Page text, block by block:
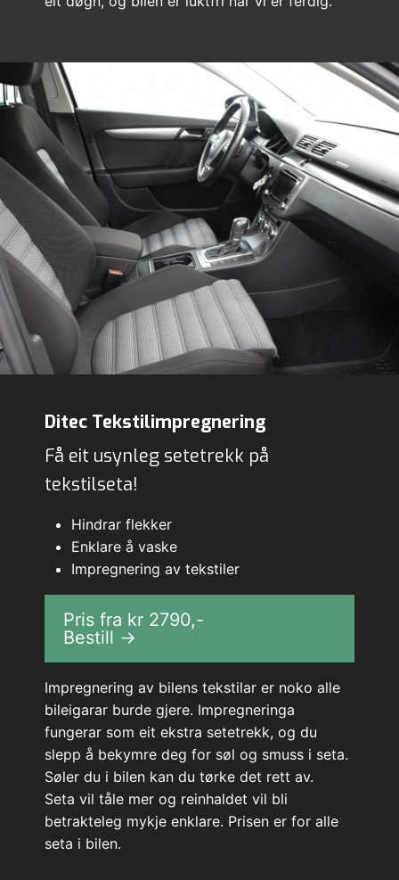
Ditec Tekstilimpregnering
Få eit usynleg setetrekk på
tekstilseta!
Hindrar flekker
Enklare å vaske
Impregnering av tekstiler
Pris fra kr 2790,-
Bestill →
Impregnering av bilens tekstilar er noko alle
bileigarar burde gjere. Impregneringa
fungerar som eit ekstra setetrekk, og du
slepp å bekymre deg for søl og smuss i seta.
Søler du i bilen kan du tørke det rett av.
Seta vil tåle mer og reinhaldet vil bli
betrakteleg mykje enklare. Prisen er for alle
seta i bilen.